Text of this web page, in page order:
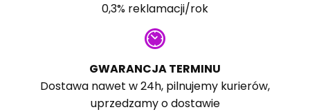
0,3% reklamacji/rok
GWARANCJA TERMINU
Dostawa nawet w 24h, pilnujemy kurierów,
uprzedzamy o dostawie